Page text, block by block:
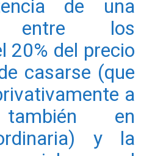
de una
entre los
20% del precio
casarse (que
a
en
y la